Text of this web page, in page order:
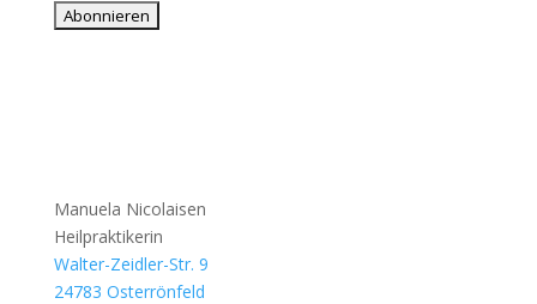
Manuela Nicolaisen
Heilpraktikerin
Walter-Zeidler-Str. 9
24783 Osterrönfeld